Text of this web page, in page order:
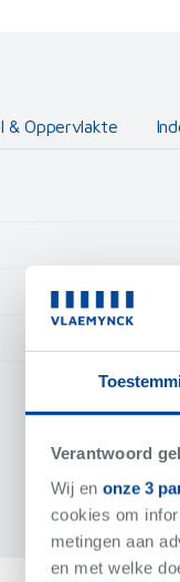
Verantwoord
Wij en onze 3
cookies om
metingen aan
en met welke
& Oppervlakte